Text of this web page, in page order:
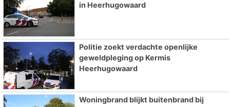
in Heerhugowaard
Politie zoekt verdachte openlijke
geweldpleging op Kermis
Heerhugowaard
Woningbrand blijkt buitenbrand bij